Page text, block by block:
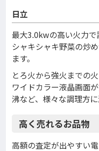
日立
最大3.0kwの高い火力で
シャキシャキ野菜の炒
ます。
とろ火から強火までの
ワイドカラー液晶画面
沸など、様々な調理方
高く売れるお品物
高額の査定が出やすい